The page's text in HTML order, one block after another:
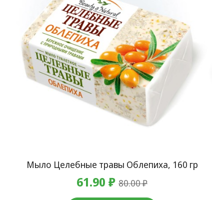
Мыло Целебные травы Облепиха, 160 гр
61.90 ₽ 80.00 ₽